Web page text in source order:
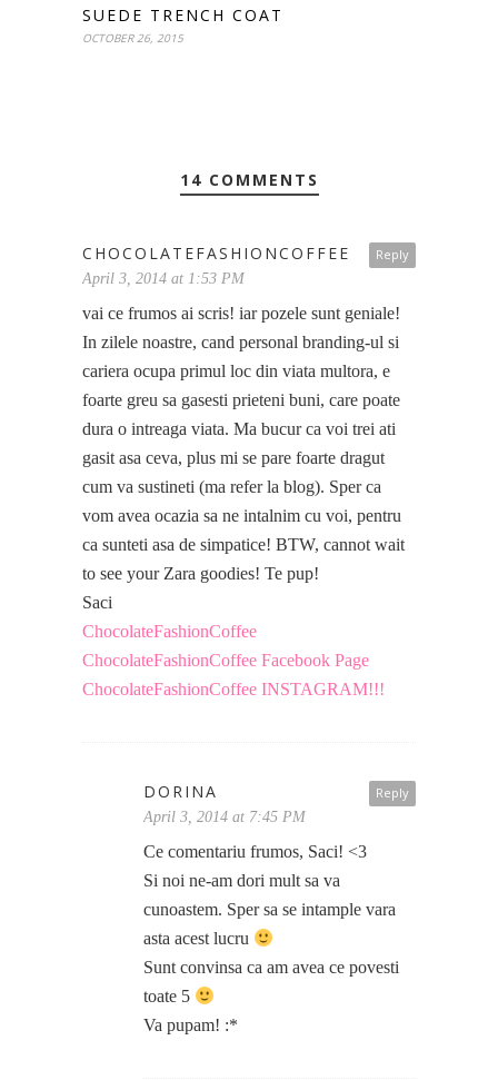
SUEDE TRENCH COAT
OCTOBER 26, 2015
14 COMMENTS
Reply
CHOCOLATEFASHIONCOFFEE
April 3, 2014 at 1:53 PM
vai ce frumos ai scris! iar pozele sunt geniale!
In zilele noastre, cand personal branding-ul si
cariera ocupa primul loc din viata multora, e
foarte greu sa gasesti prieteni buni, care poate
dura o intreaga viata. Ma bucur ca voi trei ati
gasit asa ceva, plus mi se pare foarte dragut
cum va sustineti (ma refer la blog). Sper ca
vom avea ocazia sa ne intalnim cu voi, pentru
ca sunteti asa de simpatice! BTW, cannot wait
to see your Zara goodies! Te pup!
Saci
ChocolateFashionCoffee
ChocolateFashionCoffee Facebook Page
ChocolateFashionCoffee INSTAGRAM!!!
Reply
DORINA
April 3, 2014 at 7:45 PM
Ce comentariu frumos, Saci! <3
Si noi ne-am dori mult sa va
cunoastem. Sper sa se intample vara
asta acest lucru
Sunt convinsa ca am avea ce povesti
toate 5
Va pupam! :*